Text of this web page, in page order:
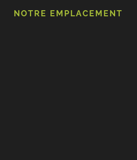
NOTRE EMPLACEMENT